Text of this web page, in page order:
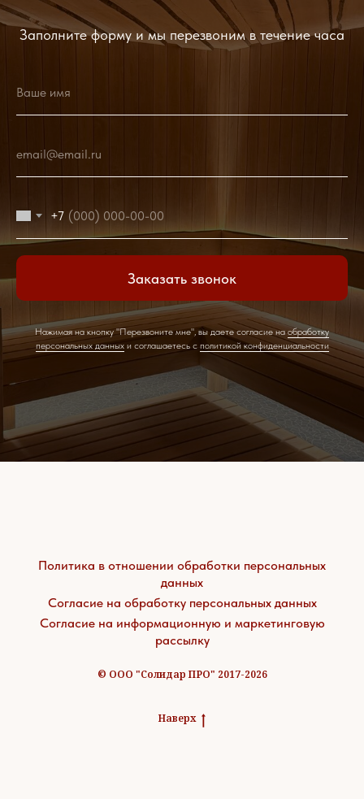
Заполните форму и мы перезвоним в течение часа
Ваше имя
email@email.ru
+7
Заказать звонок
Нажимая на кнопку "Перезвоните мне", вы даете согласие наобработку
персональных данныхи соглашаетесь c политикой конфиденциальности
Политика в отношении обработки персональных
данных
Согласие на обработку персональных данных
Согласие на информационную и маркетинговую
рассылку
© ООО "Солидар ПРО" 2017-2026
Наверх